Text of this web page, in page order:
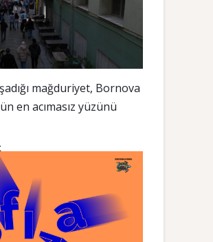
mağduriyet, Bornova
en acımasız yüzünü